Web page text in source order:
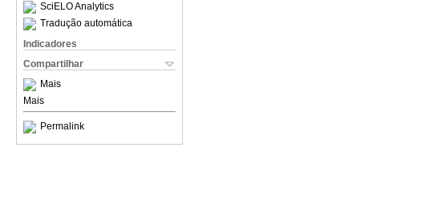
SciELO Analytics
Tradução automática
Indicadores
Compartilhar
Mais
Mais
Permalink